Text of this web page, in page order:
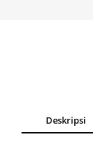
Deskripsi